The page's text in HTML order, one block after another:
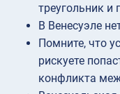
треугольник и
В Венесуэле
Помните, что
рискуете
конфликта